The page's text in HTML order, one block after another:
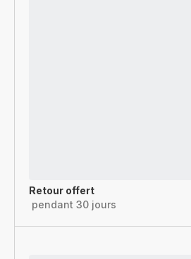
Retour offert
pendant 30 jours